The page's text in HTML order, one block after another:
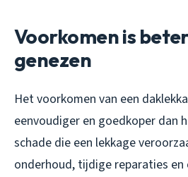
Voorkomen is
genezen
Het voorkomen van een
eenvoudiger en goedkoper dan
schade die een lekkage
onderhoud, tijdige reparaties en